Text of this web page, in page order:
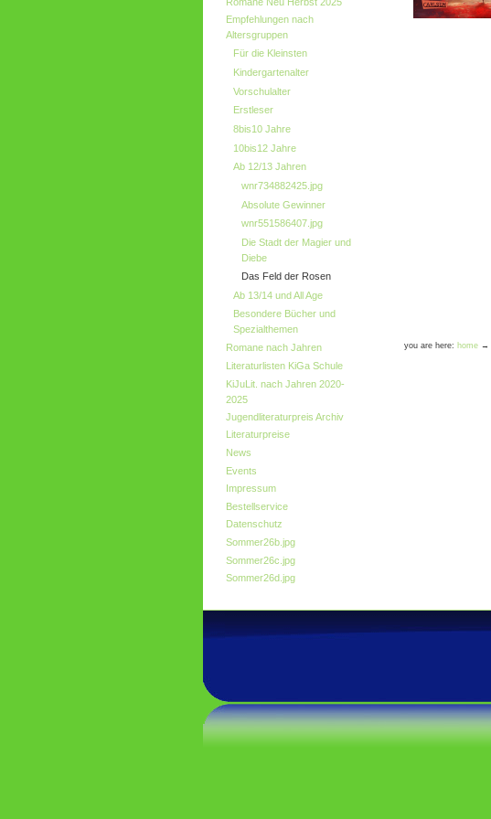
Empfehlungen nach
Altersgruppen
Für die Kleinsten
Kindergartenalter
Vorschulalter
Erstleser
8bis10 Jahre
10bis12 Jahre
Ab 12/13 Jahren
wnr734882425.jpg
Absolute Gewinner
wnr551586407.jpg
Die Stadt der Magier und
Diebe
Das Feld der Rosen
Ab 13/14 und All Age
Besondere Bücher und
Spezialthemen
Romane nach Jahren
Literaturlisten KiGa Schule
KiJuLit. nach Jahren 2020-
2025
Jugendliteraturpreis Archiv
Literaturpreise
News
Events
Impressum
Bestellservice
Datenschutz
Sommer26b.jpg
Sommer26c.jpg
Sommer26d.jpg
you are here: home →